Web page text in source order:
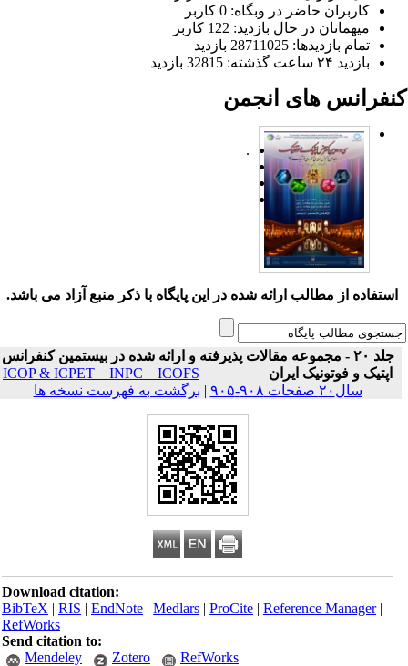
کاربران حاضر در وبگاه: 0 کاربر
میهمانان در حال بازدید: 122 کاربر
تمام بازدید‌ها: 28711025 بازدید
بازدید ۲۴ ساعت گذشته: 32815 بازدید
های انجمن
.
استفاده از مطالب ارائه شده در این پایگاه با ذکر منبع آزاد می باشد.
جلد ۲۰ - مجموعه مقالات پذیرفته و ارائه شده در بیستمین کنفرانس
اپتیک و فوتونیک ایران
ICOP & ICPET _ INPC _ ICOFS
سال۲۰ صفحات ۹۰۸-۹۰۵
|برگشت به فهرست نسخه ها
Download citation:
BibTeX|RIS|EndNote|Medlars|ProCite|Reference Manager
RefWorks
Send citation to:
Mendeley
Zotero RefWorks